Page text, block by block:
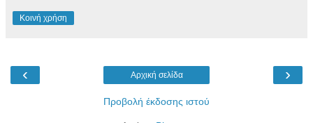
Κοινή χρήση
‹ ›
Αρχική σελίδα
Προβολή έκδοσης ιστού